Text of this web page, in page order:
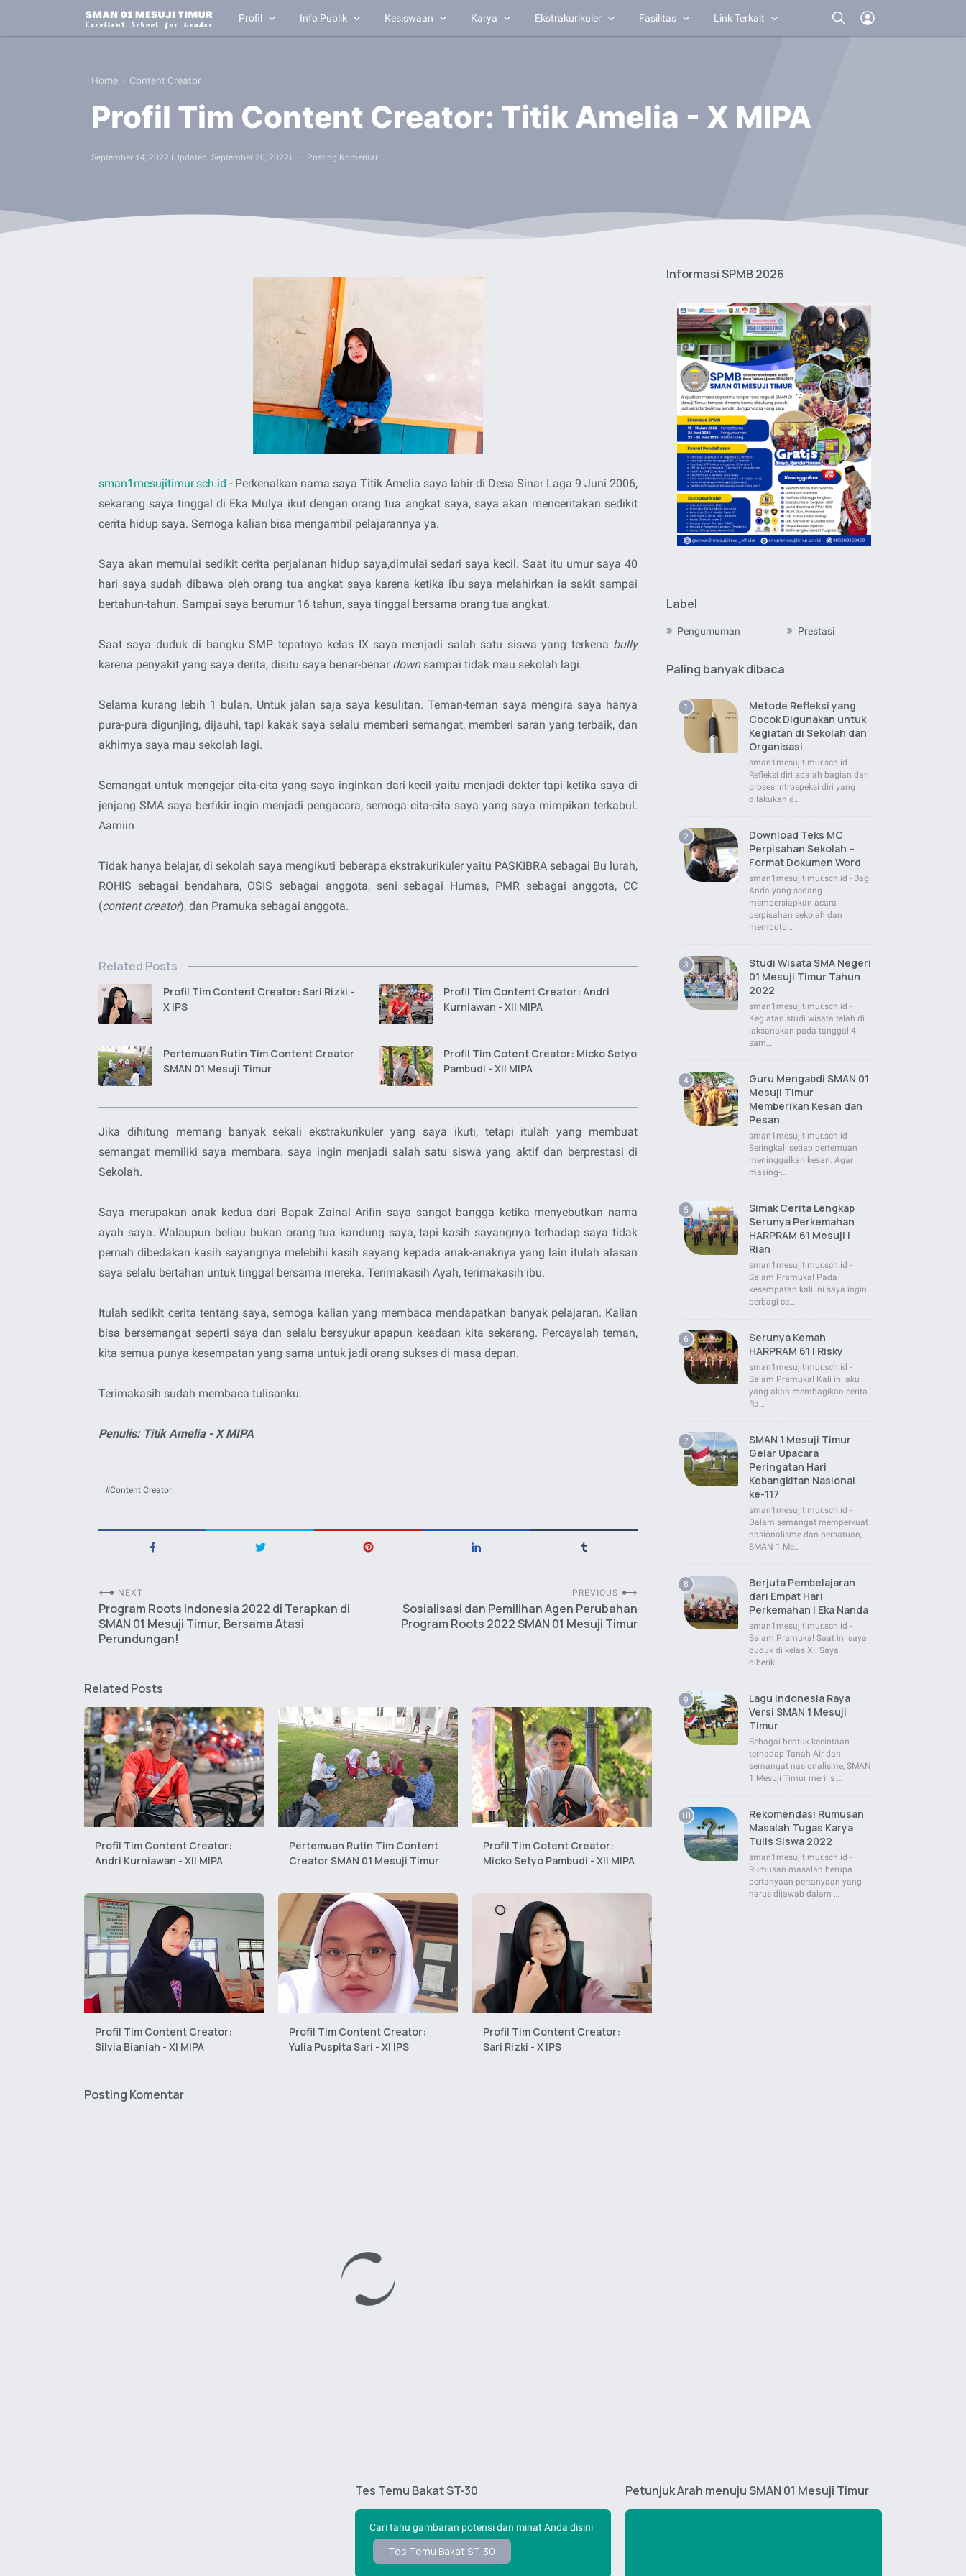
Profil Info Publik Kesiswaan Karya Ekstrakurikuler Fasilitas Link Terkait
Home › Content Creator
Profil Tim Content Creator: Titik Amelia - X MIPA
September 14, 2022 (Updated: September 20, 2022) Posting Komentar
sman1mesujitimur.sch.id - Perkenalkan nama saya Titik Amelia saya lahir di Desa Sinar Laga 9 Juni 2006,
sekarang saya tinggal di Eka Mulya ikut dengan orang tua angkat saya, saya akan menceritakan sedikit
cerita hidup saya. Semoga kalian bisa mengambil pelajarannya ya.
Saya akan memulai sedikit cerita perjalanan hidup saya,dimulai sedari saya kecil. Saat itu umur saya 40
hari saya sudah dibawa oleh orang tua angkat saya karena ketika ibu saya melahirkan ia sakit sampai
bertahun-tahun. Sampai saya berumur 16 tahun, saya tinggal bersama orang tua angkat.
Saat saya duduk di bangku SMP tepatnya kelas IX saya menjadi salah satu siswa yang terkena bully
karena penyakit yang saya derita, disitu saya benar-benar down sampai tidak mau sekolah lagi.
Selama kurang lebih 1 bulan. Untuk jalan saja saya kesulitan. Teman-teman saya mengira saya hanya
pura-pura digunjing, dijauhi, tapi kakak saya selalu memberi semangat, memberi saran yang terbaik, dan
akhirnya saya mau sekolah lagi.
Semangat untuk mengejar cita-cita yang saya inginkan dari kecil yaitu menjadi dokter tapi ketika saya di
jenjang SMA saya berfikir ingin menjadi pengacara, semoga cita-cita saya yang saya mimpikan terkabul.
Aamiin
Tidak hanya belajar, di sekolah saya mengikuti beberapa ekstrakurikuler yaitu PASKIBRA sebagai Bu lurah,
ROHIS sebagai bendahara, OSIS sebagai anggota, seni sebagai Humas, PMR sebagai anggota, CC
(content creator), dan Pramuka sebagai anggota.
Related Posts
Profil Tim Content Creator: Sari Rizki -
X IPS
Profil Tim Content Creator: Andri
Kurniawan - Xll MIPA
Pertemuan Rutin Tim Content Creator
SMAN 01 Mesuji Timur
Profil Tim Cotent Creator: Micko Setyo
Pambudi - XII MIPA
Jika dihitung memang banyak sekali ekstrakurikuler yang saya ikuti, tetapi itulah yang membuat
semangat memiliki saya membara. saya ingin menjadi salah satu siswa yang aktif dan berprestasi di
Sekolah.
Saya merupakan anak kedua dari Bapak Zainal Arifin saya sangat bangga ketika menyebutkan nama
ayah saya. Walaupun beliau bukan orang tua kandung saya, tapi kasih sayangnya terhadap saya tidak
pernah dibedakan kasih sayangnya melebihi kasih sayang kepada anak-anaknya yang lain itulah alasan
saya selalu bertahan untuk tinggal bersama mereka. Terimakasih Ayah, terimakasih ibu.
Itulah sedikit cerita tentang saya, semoga kalian yang membaca mendapatkan banyak pelajaran. Kalian
bisa bersemangat seperti saya dan selalu bersyukur apapun keadaan kita sekarang. Percayalah teman,
kita semua punya kesempatan yang sama untuk jadi orang sukses di masa depan.
Terimakasih sudah membaca tulisanku.
Penulis: Titik Amelia - X MIPA
Content Creator
NEXT
Program Roots Indonesia 2022 di Terapkan di
SMAN 01 Mesuji Timur, Bersama Atasi
Perundungan!
PREVIOUS
Sosialisasi dan Pemilihan Agen Perubahan
Program Roots 2022 SMAN 01 Mesuji Timur
Related Posts
Profil Tim Content Creator:
Andri Kurniawan - Xll MIPA
Pertemuan Rutin Tim Content
Creator SMAN 01 Mesuji Timur
Profil Tim Cotent Creator:
Micko Setyo Pambudi - XII MIPA
Profil Tim Content Creator:
Silvia Bianiah - XI MIPA
Profil Tim Content Creator:
Yulia Puspita Sari - XI IPS
Profil Tim Content Creator:
Sari Rizki - X IPS
Posting Komentar
Informasi SPMB 2026
Label
Pengumuman Prestasi
Paling banyak dibaca
Metode Refleksi yang
Cocok Digunakan untuk
Kegiatan di Sekolah dan
Organisasi
sman1mesujitimur.sch.id -
Refleksi diri adalah bagian dari
proses introspeksi diri yang
dilakukan d…
Download Teks MC
Perpisahan Sekolah –
Format Dokumen Word
sman1mesujitimur.sch.id - Bagi
Anda yang sedang
mempersiapkan acara
perpisahan sekolah dan
membutu…
Studi Wisata SMA Negeri
01 Mesuji Timur Tahun
2022
sman1mesujitimur.sch.id -
Kegiatan studi wisata telah di
laksanakan pada tanggal 4
sam…
Guru Mengabdi SMAN 01
Mesuji Timur
Memberikan Kesan dan
Pesan
sman1mesujitimur.sch.id -
Seringkali setiap pertemuan
meninggalkan kesan. Agar
masing-…
Simak Cerita Lengkap
Serunya Perkemahan
HARPRAM 61 Mesuji |
Rian
sman1mesujitimur.sch.id -
Salam Pramuka! Pada
kesempatan kali ini saya ingin
berbagi ce…
Serunya Kemah
HARPRAM 61 | Risky
sman1mesujitimur.sch.id -
Salam Pramuka! Kali ini aku
yang akan membagikan cerita.
Ra…
SMAN 1 Mesuji Timur
Gelar Upacara
Peringatan Hari
Kebangkitan Nasional
ke-117
sman1mesujitimur.sch.id -
Dalam semangat memperkuat
nasionalisme dan persatuan,
SMAN 1 Me…
Berjuta Pembelajaran
dari Empat Hari
Perkemahan | Eka Nanda
sman1mesujitimur.sch.id -
Salam Pramuka! Saat ini saya
duduk di kelas XI. Saya
diberik…
Lagu Indonesia Raya
Versi SMAN 1 Mesuji
Timur
Sebagai bentuk kecintaan
terhadap Tanah Air dan
semangat nasionalisme, SMAN
1 Mesuji Timur merilis …
Rekomendasi Rumusan
Masalah Tugas Karya
Tulis Siswa 2022
sman1mesujitimur.sch.id -
Rumusan masalah berupa
pertanyaan-pertanyaan yang
harus dijawab dalam …
Tes Temu Bakat ST-30
Cari tahu gambaran potensi dan minat Anda disini
Tes Temu Bakat ST-30
Petunjuk Arah menuju SMAN 01 Mesuji Timur